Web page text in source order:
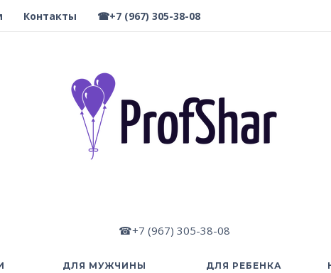
Контакты ☎+7 (967) 305-38-08
☎+7 (967) 305-38-08
ДЛЯ МУЖЧИНЫ ДЛЯ РЕБЕНКА